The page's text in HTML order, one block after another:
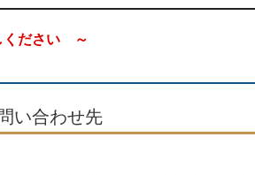
ください ～
い合わせ先